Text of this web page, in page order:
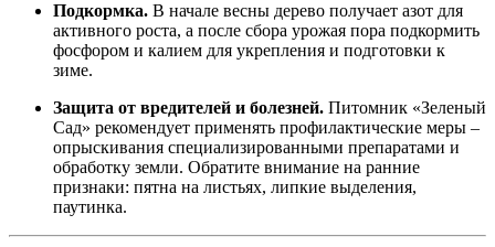
Подкормка. В начале весны дерево получает азот для
активного роста, а после сбора урожая пора подкормить
фосфором и калием для укрепления и подготовки к
зиме.
Защита от вредителей и болезней. Питомник «Зеленый
Сад» рекомендует применять профилактические меры –
опрыскивания специализированными препаратами и
обработку земли. Обратите внимание на ранние
признаки: пятна на листьях, липкие выделения,
паутинка.